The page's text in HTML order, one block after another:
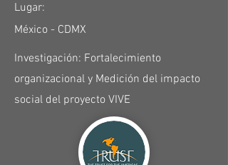
Lugar:
México - CDMX
Investigación: Fortalecimiento
organizacional y Medición del impacto
social del proyecto VIVE